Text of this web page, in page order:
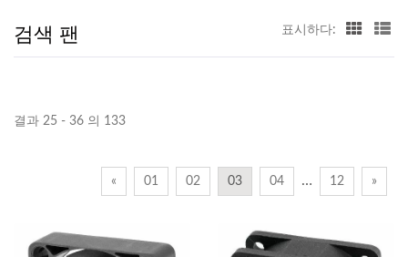
검색 팬 표시하다:
결과 25 - 36 의 133
« 01 02 03 04 … 12 »